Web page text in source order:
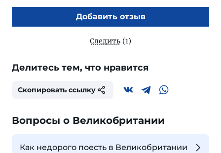
Добавить отзыв
Следить (1)
Делитесь тем, что нравится
Скопировать ссылку
Вопросы о Великобритании
Как недорого поесть в Великобритании